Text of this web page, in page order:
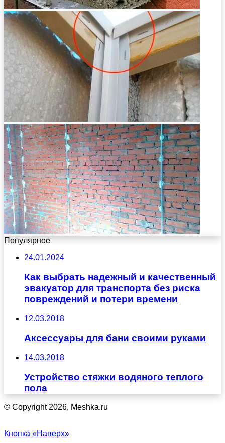
Популярное
24.01.2024
Как выбрать надежный и качественный
эвакуатор для транспорта без риска
повреждений и потери времени
12.03.2018
Аксессуары для бани своими руками
14.03.2018
Устройство стяжки водяного теплого
пола
© Copyright 2026, Meshka.ru
Кнопка «Наверх»